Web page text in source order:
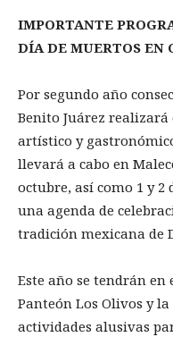
IMPORTANTE
DÍA DE MUERTOS EN
Por segundo año
Benito Juárez
artístico y
llevará a cabo en
octubre, así como 1 y 2
una agenda de
tradición mexicana de
Este año se tendrán en
Panteón Los Olivos y
actividades alusivas